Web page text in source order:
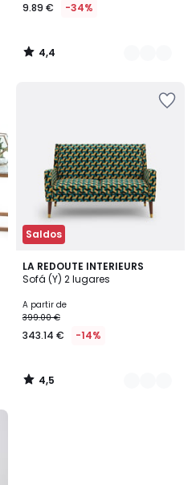
9.89 € -34%
4,4
/
Saldos
LA REDOUTE INTERIEURS
Sofá (Y) 2 lugares
A partir de
399.00 €
343.14 € -14%
4,5
/ 5
5
Cores
4,5
/